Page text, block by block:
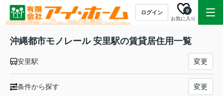
ログイン
お気に入り
0
沖縄都市モノレール 安里駅の賃貸居住用一覧
安里駅 変更
条件から探す 変更